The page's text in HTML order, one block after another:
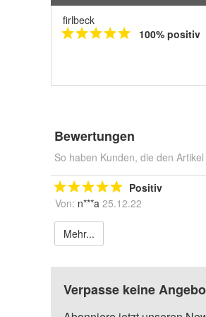
firlbeck
100% positiv
Bewertungen
So haben Kunden, die den
Positiv
Von: n***a 25.12.22
Mehr...
Verpasse keine